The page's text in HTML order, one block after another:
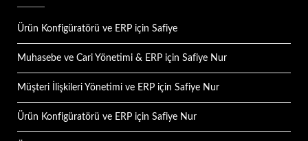
Ürün Konfigüratörü ve ERP için Safiye
Muhasebe ve Cari Yönetimi & ERP için Safiye Nur
Müşteri İlişkileri Yönetimi ve ERP için Safiye Nur
Ürün Konfigüratörü ve ERP için Safiye Nur